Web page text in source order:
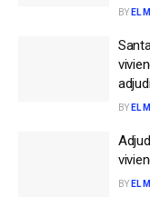
BY EL
BY EL
BY EL